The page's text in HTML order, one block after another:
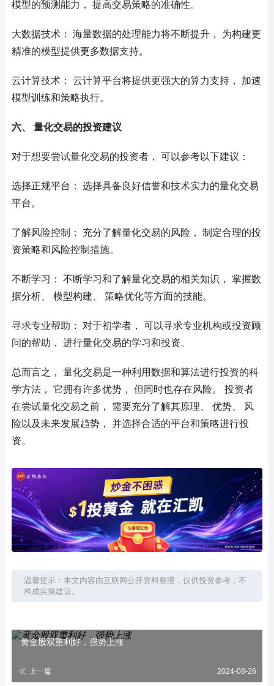
模型的预测能力， 提高交易策略的准确性。
大数据技术： 海量数据的处理能力将不断提升， 为构建更
精准的模型提供更多数据支持。
云计算技术： 云计算平台将提供更强大的算力支持， 加速
模型训练和策略执行。
六、 量化交易的投资建议
对于想要尝试量化交易的投资者， 可以参考以下建议：
选择正规平台： 选择具备良好信誉和技术实力的量化交易
平台。
了解风险控制： 充分了解量化交易的风险， 制定合理的投
资策略和风险控制措施。
不断学习： 不断学习和了解量化交易的相关知识， 掌握数
据分析、 模型构建、 策略优化等方面的技能。
寻求专业帮助： 对于初学者， 可以寻求专业机构或投资顾
问的帮助， 进行量化交易的学习和投资。
总而言之， 量化交易是一种利用数据和算法进行投资的科
学方法， 它拥有许多优势， 但同时也存在风险。 投资者
在尝试量化交易之前， 需要充分了解其原理、 优势、 风
险以及未来发展趋势， 并选择合适的平台和策略进行投
资。
温馨提示：本文内容由互联网公开资料整理，仅供投资参考，不
构成实操建议。
黄金股双重利好，强势上涨
上一篇 2024-08-26